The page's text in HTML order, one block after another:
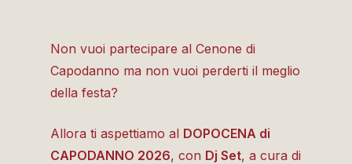
Non vuoi partecipare al Cenone di
Capodanno ma non vuoi perderti il meglio
della festa?
Allora ti aspettiamo al DOPOCENA di
CAPODANNO 2026, con Dj Set, a cura di